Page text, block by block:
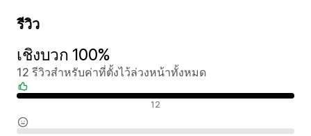
รีวิว
เชิงบวก 100%
12 รีวิวสำหรับค่าที่ตั้งไว้ล่วงหน้าทั้งหมด
12